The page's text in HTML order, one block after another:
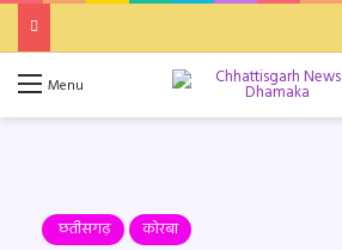
Menu
छतीसगढ़ कोरबा